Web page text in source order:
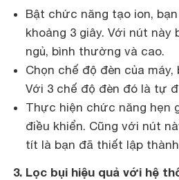
Bật chức năng tạo ion,
khoảng 3 giây. Với nút
ngủ, bình thường và cao.
Chọn chế độ đèn của
Với 3 chế độ đèn đó là tự
Thực hiện chức năng hẹn
điều khiển. Cũng với nút
tít là bạn đã thiết lập
3. Lọc bụi hiệu quả với hệ